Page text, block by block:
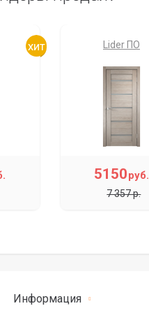
Lider ПО
5150руб.
7 357 р.
Информация